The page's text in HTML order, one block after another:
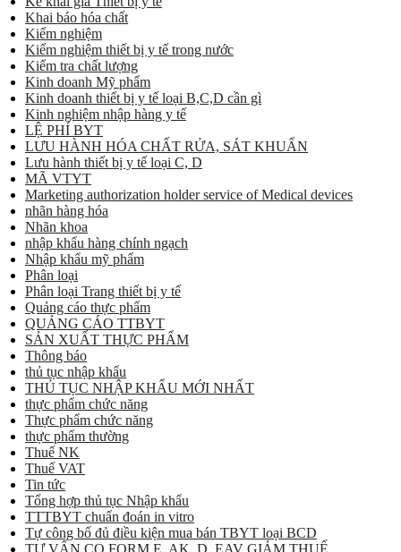
Khai báo hóa chất
Kiểm nghiệm
Kiểm nghiệm thiết bị y tế trong nước
Kiểm tra chất lượng
Kinh doanh Mỹ phẩm
Kinh doanh thiết bị y tế loại B,C,D cần gì
Kinh nghiệm nhập hàng y tế
LỆ PHÍ BYT
LƯU HÀNH HÓA CHẤT RỬA, SÁT KHUẨN
Lưu hành thiết bị y tế loại C, D
MÃ VTYT
Marketing authorization holder service of Medical devices
nhãn hàng hóa
Nhãn khoa
nhập khẩu hàng chính ngạch
Nhập khẩu mỹ phẩm
Phân loại
Phân loại Trang thiết bị y tế
Quảng cáo thực phẩm
QUẢNG CÁO TTBYT
SẢN XUẤT THỰC PHẨM
Thông báo
thủ tục nhập khẩu
THỦ TỤC NHẬP KHẨU MỚI NHẤT
thực phẩm chức năng
Thực phẩm chức năng
thực phẩm thường
Thuế NK
Thuế VAT
Tin tức
Tổng hợp thủ tục Nhập khẩu
TTTBYT chuẩn đoán in vitro
Tự công bố đủ điều kiện mua bán TBYT loại BCD
TƯ VẤN CO FORM E, AK, D, EAV GIẢM THUẾ